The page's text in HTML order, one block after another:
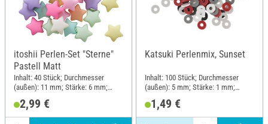
itoshii Perlen-Set "Sterne"
Pastell Matt
Inhalt: 40 Stück; Durchmesser
(außen): 11 mm; Stärke: 6 mm;
2,99 €
Katsuki Perlenmix, Sunset
Inhalt: 100 Stück; Durchmesser
(außen): 5 mm; Stärke: 1 mm;
1,49 €